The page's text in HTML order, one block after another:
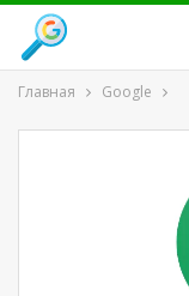
Главная Google